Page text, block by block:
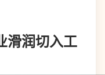
滑润切入工